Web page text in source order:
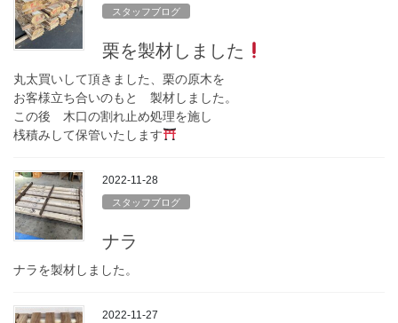
スタッフブログ
栗を製材しました
丸太買いして頂きました、栗の原木を
お客様立ち合いのもと 製材しました。
この後 木口の割れ止め処理を施し
桟積みして保管いたします
2022-11-28
スタッフブログ
ナラ
ナラを製材しました。
2022-11-27